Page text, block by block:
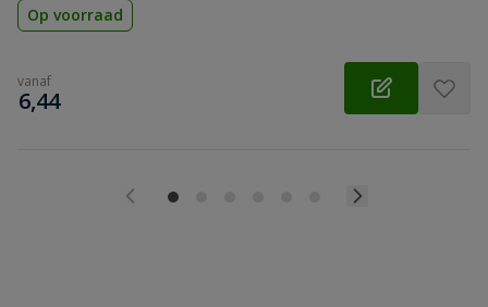
Op voorraad
vanaf
€
6,44